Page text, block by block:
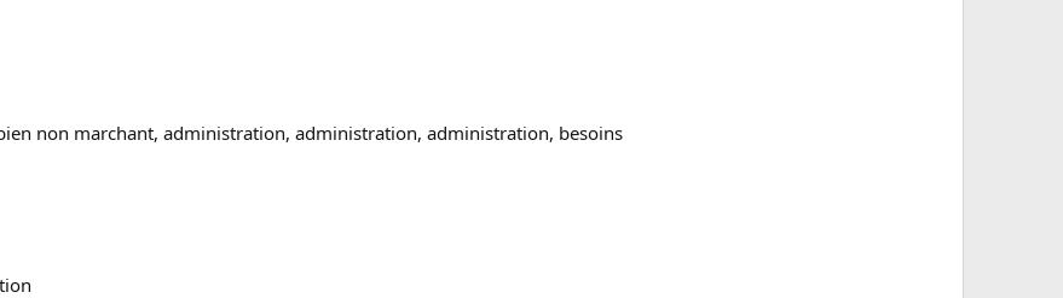
non marchant, administration, administration, administration, besoins